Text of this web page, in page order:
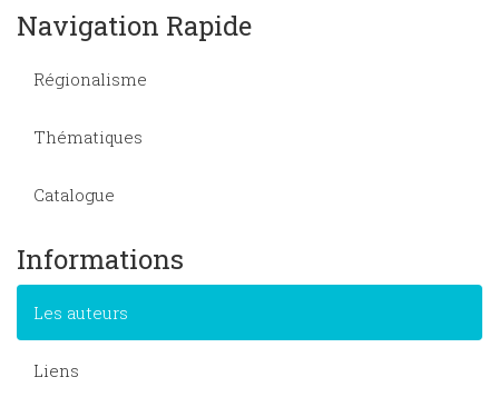
Navigation Rapide
Régionalisme
Thématiques
Catalogue
Informations
Les auteurs
Liens